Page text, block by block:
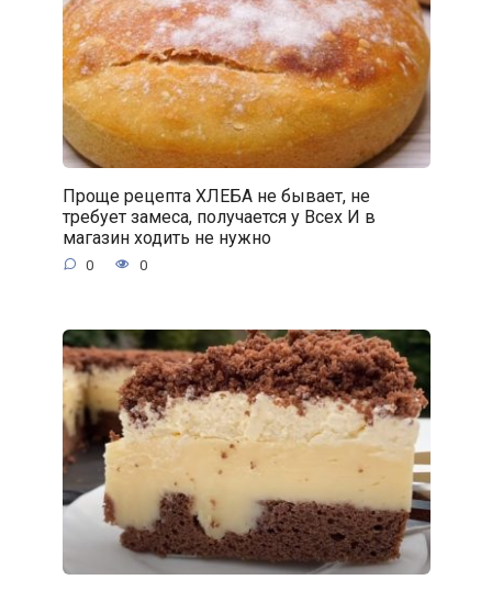
Проще рецепта ХЛЕБА не бывает, не
требует замеса, получается у Всех И в
магазин ходить не нужно
0 0